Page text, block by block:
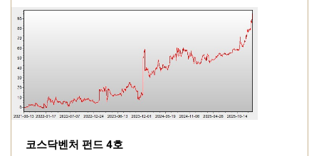
코스닥벤처 펀드 4호